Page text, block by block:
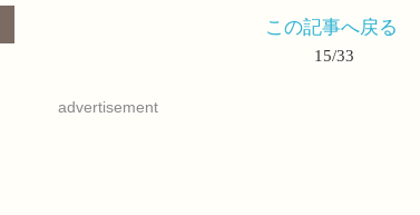
この記事へ戻る
15/33
advertisement